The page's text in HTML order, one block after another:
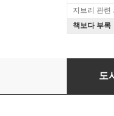
지브리 관련
책보다 부록
An
도